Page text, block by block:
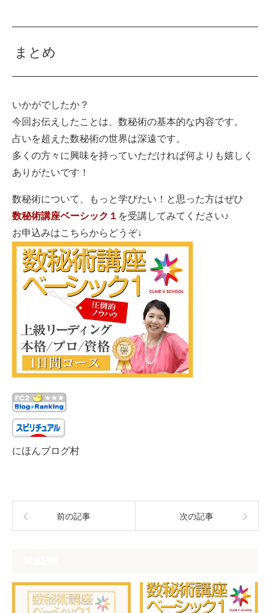
まとめ
いかがでしたか？
今回お伝えしたことは、数秘術の基本的な内容です。
占いを超えた数秘術の世界は深遠です。
多くの方々に興味を持っていただければ何よりも嬉しく
ありがたいです！
数秘術について、もっと学びたい！と思った方はぜひ
数秘術講座ベーシック１ を受講してみてください♪
お申込みはこちらからどうぞ↓
にほんブログ村
前の記事 次の記事